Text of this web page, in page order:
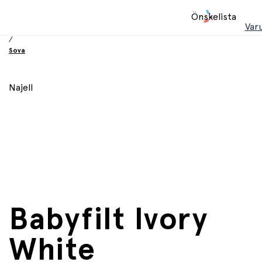
Önskelista
/
Sova
Najell
Babyfilt Ivory
White